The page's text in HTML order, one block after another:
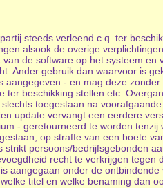
steeds verleend c.q. ter
alsook de overige
de software op het systeem
Ander gebruik dan waarvoor is
aangegeven - en mag deze
ter beschikking stellen etc.
toegestaan na
update vervangt een eerdere
- geretourneerd te worden
op straffe van een boete
persoons/bedrijfsgebonden
recht te verkrijgen
aangegaan onder de
titel en welke benaming dan